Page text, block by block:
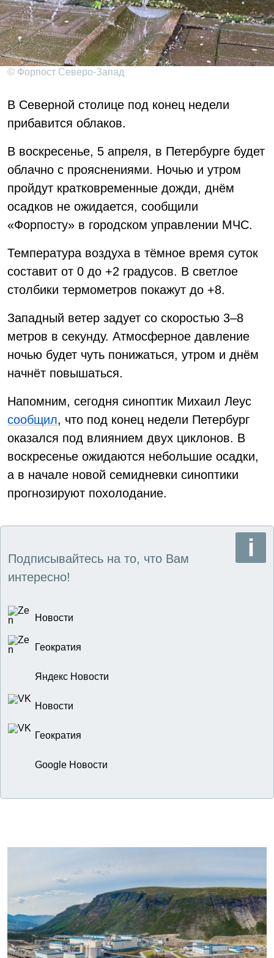
© Форпост Северо-Запад
В Северной столице под конец недели
прибавится облаков.
В воскресенье, 5 апреля, в Петербурге будет
облачно с прояснениями. Ночью и утром
пройдут кратковременные дожди, днём
осадков не ожидается, сообщили
«Форпосту» в городском управлении МЧС.
Температура воздуха в тёмное время суток
составит от 0 до +2 градусов. В светлое
столбики термометров покажут до +8.
Западный ветер задует со скоростью 3–8
метров в секунду. Атмосферное давление
ночью будет чуть понижаться, утром и днём
начнёт повышаться.
Напомним, сегодня синоптик Михаил Леус
сообщил, что под конец недели Петербург
оказался под влиянием двух циклонов. В
воскресенье ожидаются небольшие осадки,
а в начале новой семидневки синоптики
прогнозируют похолодание.
Подписывайтесь на то, что Вам
интересно!
Новости
Геократия
Яндекс Новости
Новости
Геократия
Google Новости